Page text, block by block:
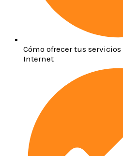
Cómo ofrecer tus
Internet